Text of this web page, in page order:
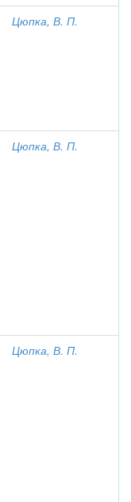
Цюпка, В. П.
Цюпка, В. П.
Цюпка, В. П.